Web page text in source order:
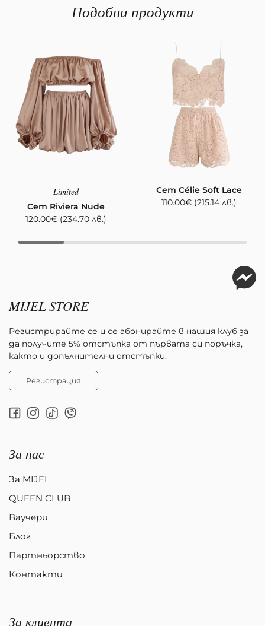
Подобни продукти
Limited
Сет Riviera Nude
120.00€ (234.70 лв.)
Сет Célie Soft Lace
110.00€ (215.14 лв.)
MIJEL STORE
Регистрирайте се и се абонирайте в нашия клуб за
да получите 5% отстъпка от първата си поръчка,
както и допълнителни отстъпки.
Регистрация
За нас
За MIJEL
QUEEN CLUB
Ваучери
Блог
Партньорство
Контакти
За клиента